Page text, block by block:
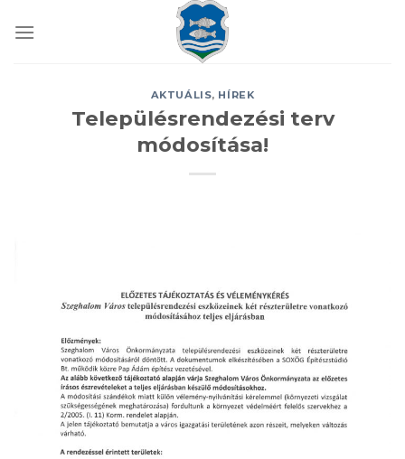
AKTUÁLIS, HÍREK
Településrendezési terv
módosítása!